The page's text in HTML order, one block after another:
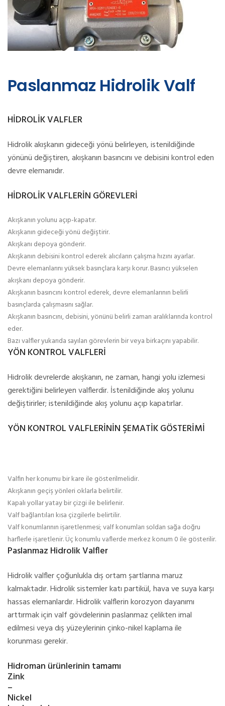
Paslanmaz Hidrolik Valf
HİDROLİK VALFLER
Hidrolik akışkanın gideceği yönü belirleyen, istenildiğinde
yönünü değiştiren, akışkanın basıncını ve debisini kontrol eden
devre elemanıdır.
HİDROLİK VALFLERİN GÖREVLERİ
Akışkanın yolunu açıp-kapatır.
Akışkanın gideceği yönü değiştirir.
Akışkanı depoya gönderir.
Akışkanın debisini kontrol ederek alıcıların çalışma hızını ayarlar.
Devre elemanlarını yüksek basınçlara karşı korur. Basıncı yükselen
akışkanı depoya gönderir.
Akışkanın basıncını kontrol ederek, devre elemanlarının belirli
basınçlarda çalışmasını sağlar.
Akışkanın basıncını, debisini, yönünü belirli zaman aralıklarında kontrol
eder.
Bazı valfler yukarıda sayılan görevlerin bir veya birkaçını yapabilir.
YÖN KONTROL VALFLERİ
Hidrolik devrelerde akışkanın, ne zaman, hangi yolu izlemesi
gerektiğini belirleyen valflerdir. İstenildiğinde akış yolunu
değiştirirler; istenildiğinde akış yolunu açıp kapatırlar.
YÖN KONTROL VALFLERİNİN ŞEMATİK GÖSTERİMİ
Valfin her konumu bir kare ile gösterilmelidir.
Akışkanın geçiş yönleri oklarla belirtilir.
Kapalı yollar yatay bir çizgi ile belirlenir.
Valf bağlantıları kısa çizgilerle belirtilir.
Valf konumlarının işaretlenmesi; valf konumları soldan sağa doğru
harflerle işaretlenir. Üç konumlu vaflerde merkez konum 0 ile gösterilir.
Paslanmaz Hidrolik Valfler
Hidrolik valfler çoğunlukla dış ortam şartlarına maruz
kalmaktadır. Hidrolik sistemler katı partikül, hava ve suya karşı
hassas elemanlardır. Hidrolik valflerin korozyon dayanımı
arttırmak için valf gövdelerinin paslanmaz çelikten imal
edilmesi veya dış yüzeylerinin çinko-nikel kaplama ile
korunması gerekir.
Hidroman ürünlerinin tamamı
Zink
–
Nickel